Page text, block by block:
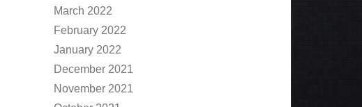
March 2022
February 2022
January 2022
December 2021
November 2021